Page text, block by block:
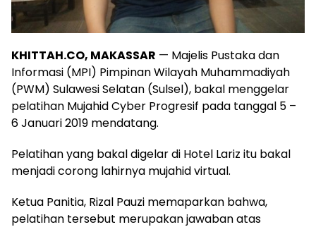
KHITTAH.CO, MAKASSAR — Majelis Pustaka dan
Informasi (MPI) Pimpinan Wilayah Muhammadiyah
(PWM) Sulawesi Selatan (Sulsel), bakal menggelar
pelatihan Mujahid Cyber Progresif pada tanggal 5 –
6 Januari 2019 mendatang.
Pelatihan yang bakal digelar di Hotel Lariz itu bakal
menjadi corong lahirnya mujahid virtual.
Ketua Panitia, Rizal Pauzi memaparkan bahwa,
pelatihan tersebut merupakan jawaban atas